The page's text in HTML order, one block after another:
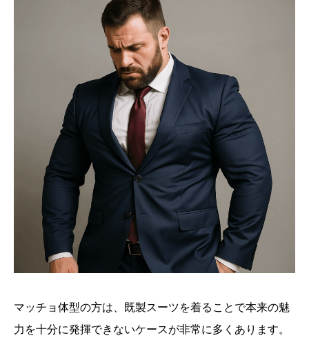
マッチョ体型の方は、既製スーツを着ることで本来の魅
力を十分に発揮できないケースが非常に多くあります。